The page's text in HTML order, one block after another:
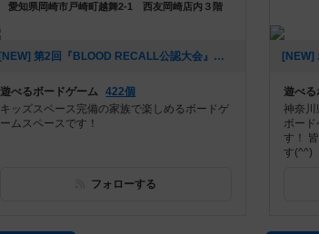
愛知県岡崎市戸崎町越舞2-1 西友岡崎店内３階
[NEW] 第2回『BLOOD RECALL公認大会』（2024年08月10日 11時22分）
遊べるボードゲーム 422個
キッズスペース完備の家族で楽しめるボードゲ
ームスペースです！
フォローする
遊べ
神奈川
ボー
す！
す(^^)